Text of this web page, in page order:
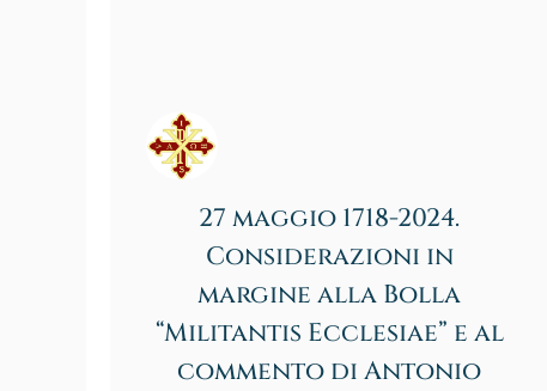
27 maggio 1718-2024.
Considerazioni in
margine alla Bolla
“Militantis Ecclesiae” e al
commento di Antonio